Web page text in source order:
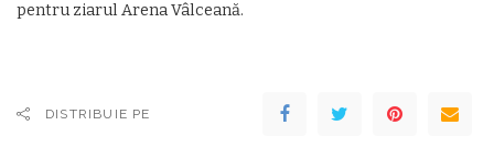
pentru ziarul Arena Vâlceană.
DISTRIBUIE PE